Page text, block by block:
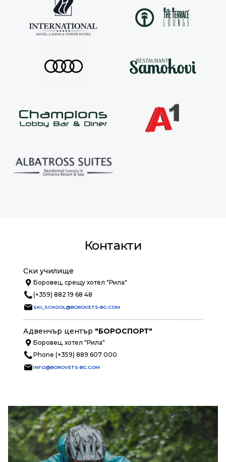
Контакти
Ски училище
Боровец, срещу хотел "Рила"
(+359) 882 19 68 48
SKI_SCHOOL@BOROVETS-BG.COM
Адвенчър център "БОРОСПОРТ"
Боровец, хотел "Рила"
Phone (+359) 889 607 000
INFO@BOROVETS-BG.COM